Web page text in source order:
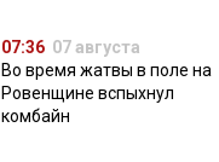
07:36 07 августа
Во время жатвы в поле на
Ровенщине вспыхнул
комбайн